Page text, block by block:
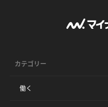
カテゴリー
働く